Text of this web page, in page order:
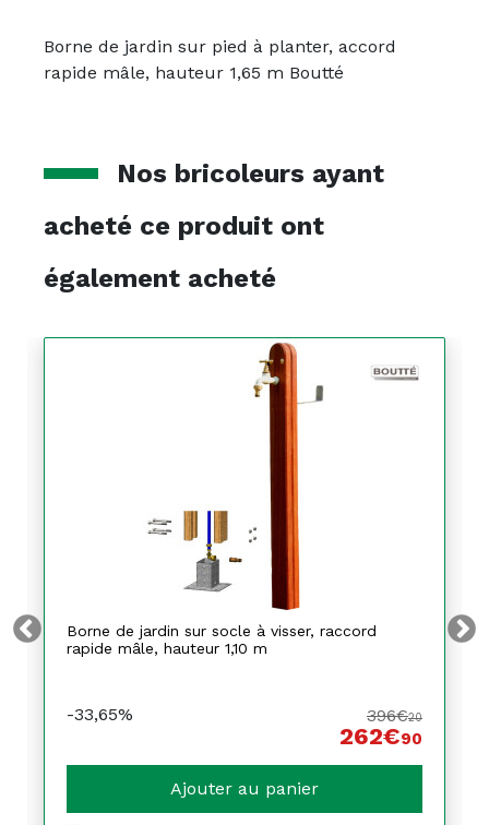
Borne de jardin sur pied à planter, accord
rapide mâle, hauteur 1,65 m Boutté
Nos bricoleurs ayant
acheté ce produit ont
également acheté
Borne de jardin sur socle à visser, raccord
rapide mâle, hauteur 1,10 m
-33,65% 396€20
262€90
Ajouter au panier